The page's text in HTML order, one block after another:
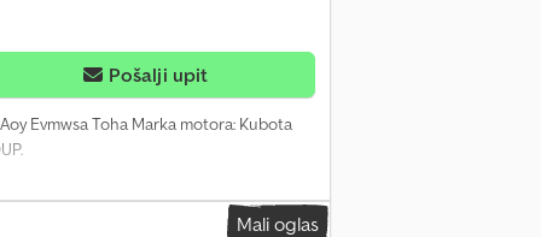
Pošalji upit
Evmwsa Toha Marka motora: Kubota
Mali oglas